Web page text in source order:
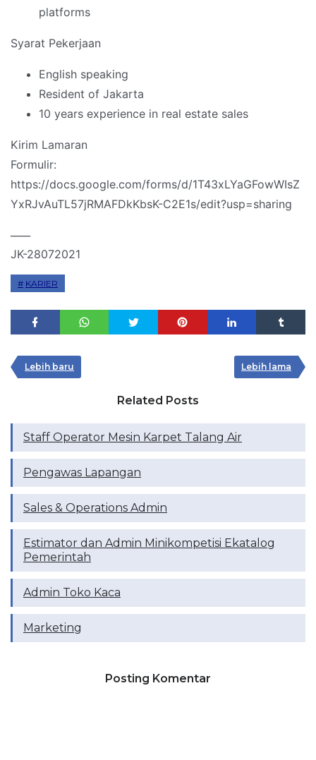
platforms
Syarat Pekerjaan
English speaking
Resident of Jakarta
10 years experience in real estate sales
Kirim Lamaran
Formulir:
https://docs.google.com/forms/d/1T43xLYaGFowWIsZ
YxRJvAuTL57jRMAFDkKbsK-C2E1s/edit?usp=sharing
JK-28072021
KARIER
Lebih baru Lebih lama
Related Posts
Staff Operator Mesin Karpet Talang Air
Pengawas Lapangan
Sales & Operations Admin
Estimator dan Admin Minikompetisi Ekatalog
Pemerintah
Admin Toko Kaca
Marketing
Posting Komentar